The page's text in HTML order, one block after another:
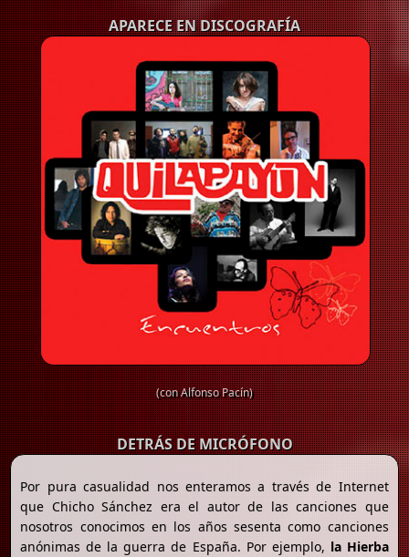
APARECE EN DISCOGRAFÍA
(con Alfonso Pacín)
DETRÁS DE MICRÓFONO
Por pura casualidad nos enteramos a través de Internet
que Chicho Sánchez era el autor de las canciones que
nosotros conocimos en los años sesenta como canciones
anónimas de la guerra de España. Por ejemplo, la Hierba